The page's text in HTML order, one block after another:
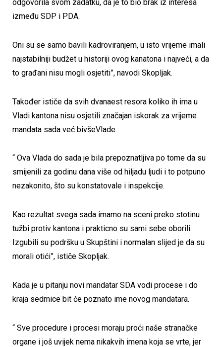
odgovorila svom zadatku, da je to bio brak iz interesa
između SDP i PDA.
Oni su se samo bavili kadroviranjem, u isto vrijeme imali
najstabilniji budžet u historiji ovog kanatona i najveći, a da
to građani nisu mogli osjetiti”, navodi Skopljak.
Također ističe da svih dvanaest resora koliko ih ima u
Vladi kantona nisu osjetili značajan iskorak za vrijeme
mandata sada već bivšeVlade.
“ Ova Vlada do sada je bila prepoznatljiva po tome da su
smijenili za godinu dana više od hiljadu ljudi i to potpuno
nezakonito, što su konstatovale i inspekcije.
Kao rezultat svega sada imamo na sceni preko stotinu
tužbi protiv kantona i prakticno su sami sebe oborili.
Izgubili su podršku u Skupštini i normalan slijed je da su
morali otići”, ističe Skopljak.
Kada je u pitanju novi mandatar SDA vodi procese i do
kraja sedmice bit će poznato ime novog mandatara.
“ Sve procedure i procesi moraju proći naše stranačke
organe i još uvijek nema nikakvih imena koja se vrte, jer